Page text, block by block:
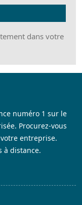
dans votre
numéro 1 sur le
Procurez-vous
entreprise.
à distance.